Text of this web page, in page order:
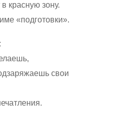
красную зону.
«подготовки».
свои